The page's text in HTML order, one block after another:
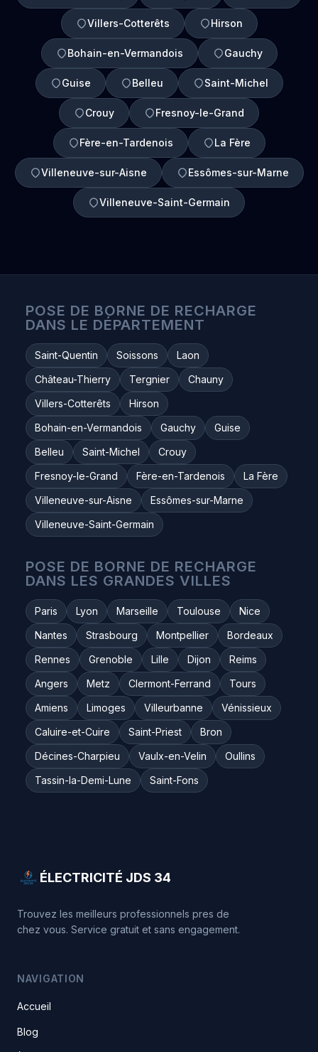
Villers-Cotterêts Hirson
Bohain-en-Vermandois Gauchy
Guise Belleu Saint-Michel
Crouy Fresnoy-le-Grand
Fère-en-Tardenois La Fère
Villeneuve-sur-Aisne Essômes-sur-Marne
Villeneuve-Saint-Germain
POSE DE BORNE DE RECHARGE
DANS LE DÉPARTEMENT
Saint-Quentin Soissons
Laon
Château-Thierry
Tergnier
Chauny
Villers-Cotterêts
Hirson
Bohain-en-Vermandois
Gauchy
Guise
Belleu
Saint-Michel
Crouy
Fresnoy-le-Grand
Fère-en-Tardenois
La Fère
Villeneuve-sur-Aisne
Essômes-sur-Marne
Villeneuve-Saint-Germain
POSE DE BORNE DE RECHARGE
DANS LES GRANDES VILLES
Paris Lyon Marseille Toulouse
Nice
Nantes
Strasbourg Montpellier
Bordeaux
Rennes
Grenoble Lille Dijon
Reims
Angers
Metz Clermont-Ferrand
Tours
Amiens
Limoges Villeurbanne
Vénissieux
Caluire-et-Cuire
Saint-Priest
Bron
Décines-Charpieu
Vaulx-en-Velin
Oullins
Tassin-la-Demi-Lune
Saint-Fons
ÉLECTRICITÉ JDS 34
Trouvez les meilleurs professionnels pres de
chez vous. Service gratuit et sans engagement.
NAVIGATION
Accueil
Blog